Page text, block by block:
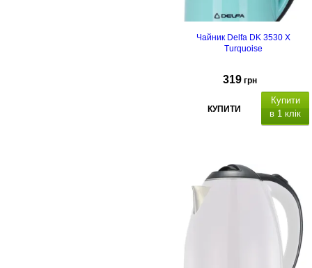
Чайник Delfa DK 3530 X
Turquoise
319 грн
КУПИТИ
Купити
в 1 клік